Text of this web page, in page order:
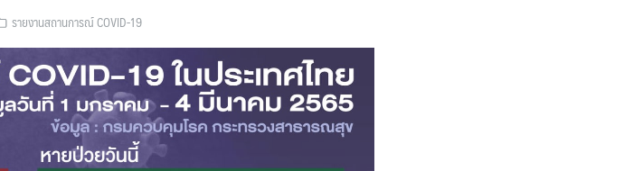
รายงานสถานการณ์ COVID-19